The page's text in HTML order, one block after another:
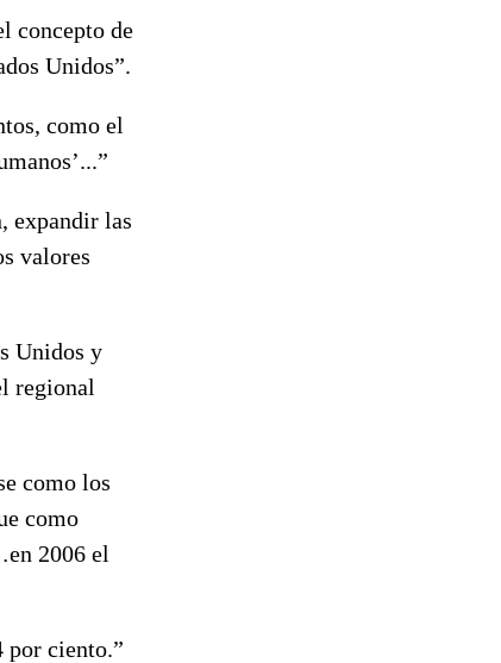
concepto de
Unidos”.
como el
expandir las
valores
Unidos y
regional
como los
como
2006 el
por ciento.”